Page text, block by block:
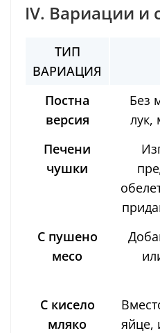
IV. Вариации и
ТИП
ВАРИАЦИЯ
Постна
версия
Без
лук,
Печени
чушки
С пушено
месо
С кисело
мляко
яйце,